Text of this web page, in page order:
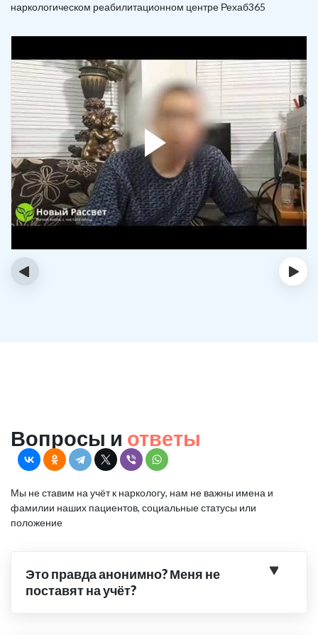
наркологическом реабилитационном центре Рехаб365
‹ ›
Вопросы и ответы
Мы не ставим на учёт к наркологу, нам не важны имена и
фамилии наших пациентов, социальные статусы или
положение
Это правда анонимно? Меня не
поставят на учёт?